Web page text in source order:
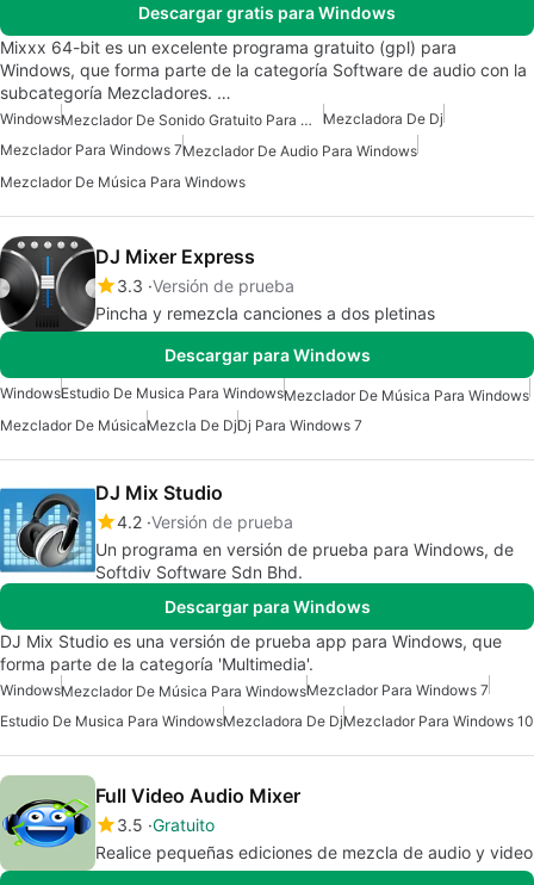
Descargar gratis para Windows
Mixxx 64-bit es un excelente programa gratuito (gpl) para
Windows, que forma parte de la categoría Software de audio con la
subcategoría Mezcladores. …
Windows Mezclador De Sonido Gratuito Para Windows
Mezcladora De Dj
Mezclador Para Windows 7Mezclador De Audio Para Windows
Mezclador De Música Para Windows
DJ Mixer Express
3.3 Versión de prueba
Pincha y remezcla canciones a dos pletinas
Descargar para Windows
WindowsEstudio De Musica Para WindowsMezclador De Música Para Windows
Mezclador De MúsicaMezcla De DjDj Para Windows 7
DJ Mix Studio
4.2 Versión de prueba
Un programa en versión de prueba para Windows, de
Softdiv Software Sdn Bhd.
Descargar para Windows
DJ Mix Studio es una versión de prueba app para Windows, que
forma parte de la categoría 'Multimedia'.
WindowsMezclador De Música Para WindowsMezclador Para Windows 7
Estudio De Musica Para WindowsMezcladora De DjMezclador Para Windows 10
Full Video Audio Mixer
3.5 Gratuito
Realice pequeñas ediciones de mezcla de audio y video